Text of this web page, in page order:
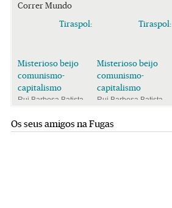
Correr Mundo
Tiraspol:
Misterioso beijo
comunismo-
capitalismo
Rui Barbosa Batista
Tiraspol:
Misterioso beijo
comunismo-
capitalismo
Rui Barbosa Batista
Os seus amigos na Fugas